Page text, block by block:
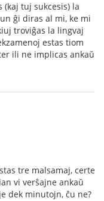
tuj sukcesis) la
ĝi diras al mi, ke mi
troviĝas la lingvaj
estas tiom
ili ne implicas ankaŭ
tre malsamaj, certe
vi verŝajne ankaŭ
dek minutojn, ĉu ne?